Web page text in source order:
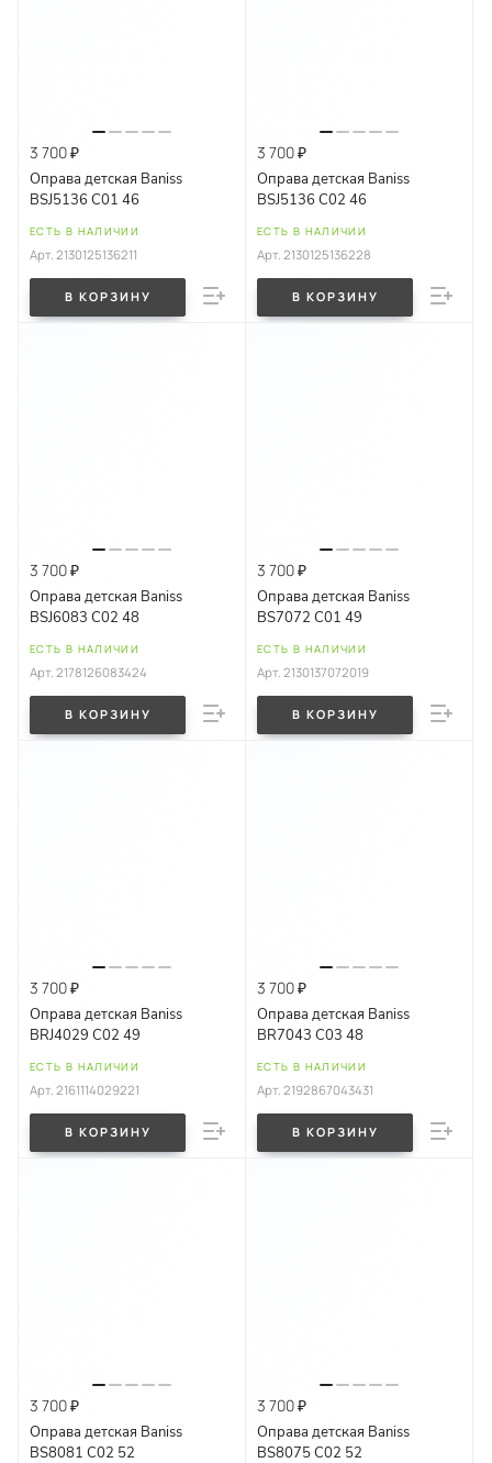
3 700 ₽
Оправа детская Baniss
BSJ5136 C01 46
ЕСТЬ В НАЛИЧИИ
Арт. 2130125136211
В КОРЗИНУ
3 700 ₽
Оправа детская Baniss
BSJ5136 C02 46
ЕСТЬ В НАЛИЧИИ
Арт. 2130125136228
В КОРЗИНУ
3 700 ₽
Оправа детская Baniss
BSJ6083 C02 48
ЕСТЬ В НАЛИЧИИ
Арт. 2178126083424
В КОРЗИНУ
3 700 ₽
Оправа детская Baniss
BS7072 C01 49
ЕСТЬ В НАЛИЧИИ
Арт. 2130137072019
В КОРЗИНУ
3 700 ₽
Оправа детская Baniss
BRJ4029 C02 49
ЕСТЬ В НАЛИЧИИ
Арт. 2161114029221
В КОРЗИНУ
3 700 ₽
Оправа детская Baniss
BR7043 C03 48
ЕСТЬ В НАЛИЧИИ
Арт. 2192867043431
В КОРЗИНУ
3 700 ₽
Оправа детская Baniss
BS8081 C02 52
3 700 ₽
Оправа детская Baniss
BS8075 C02 52